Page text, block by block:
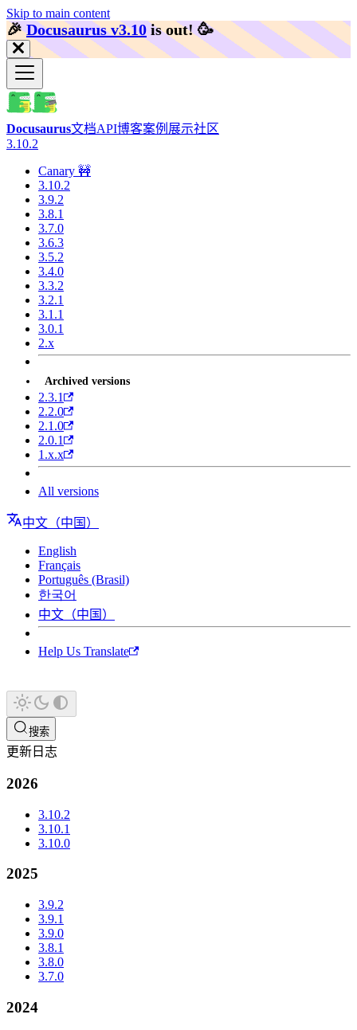
Skip to main content
🎉️Docusaurus v3.10 is out! 🥳️
Docusaurus文档API博客案例展示社区
3.10.2
Canary 🚧
3.10.2
3.9.2
3.8.1
3.7.0
3.6.3
3.5.2
3.4.0
3.3.2
3.2.1
3.1.1
3.0.1
2.x
Archived versions
2.3.1
2.2.0
2.1.0
2.0.1
1.x.x
All versions
中文（中国）
English
Français
Português (Brasil)
한국어
中文（中国）
Help Us Translate
搜索
更新日志
2026
3.10.2
3.10.1
3.10.0
2025
3.9.2
3.9.1
3.9.0
3.8.1
3.8.0
3.7.0
2024